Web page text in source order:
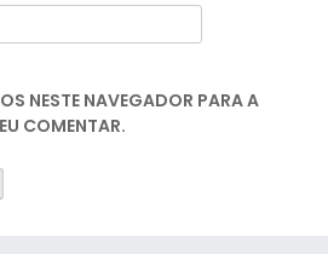
NESTE NAVEGADOR PARA A
COMENTAR.